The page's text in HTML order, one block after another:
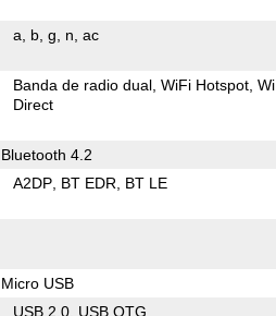
a b g n ac
Banda de radio dual WiFi Hotspot
Direct
Bluetooth 4.2
A2DP BT EDR BT LE
Micro USB
USB 2.0 USB OTG